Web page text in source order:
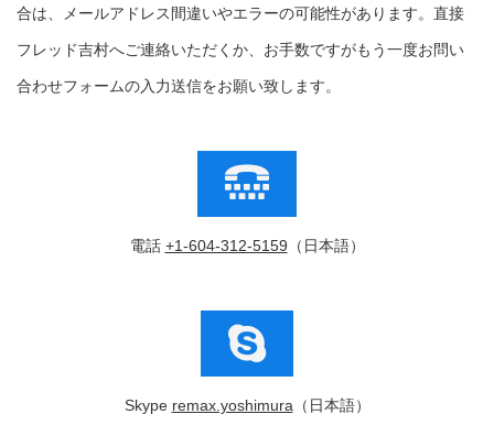
合は、メールアドレス間違いやエラーの可能性があります。直接
フレッド吉村へご連絡いただくか、お手数ですがもう一度お問い
合わせフォームの入力送信をお願い致します。
電話 +1-604-312-5159 （日本語）
Skype remax.yoshimura （日本語）